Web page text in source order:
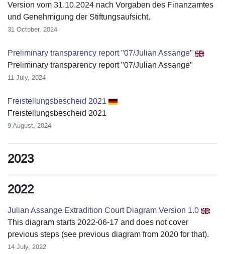
Version vom 31.10.2024 nach Vorgaben des Finanzamtes
und Genehmigung der Stiftungsaufsicht.
31 October, 2024
Preliminary transparency report "07/Julian Assange"
Preliminary transparency report "07/Julian Assange"
11 July, 2024
Freistellungsbescheid 2021
Freistellungsbescheid 2021
9 August, 2024
2023
2022
Julian Assange Extradition Court Diagram Version 1.0
This diagram starts 2022-06-17 and does not cover
previous steps (see previous diagram from 2020 for that).
14 July, 2022